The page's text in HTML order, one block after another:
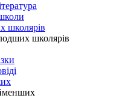
школярів
школярів